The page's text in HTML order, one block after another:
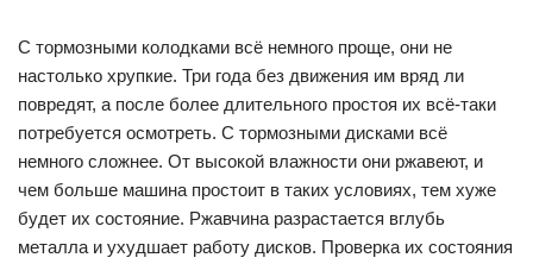
С тормозными колодками всё немного проще, они не
настолько хрупкие. Три года без движения им вряд ли
повредят, а после более длительного простоя их всё-таки
потребуется осмотреть. С тормозными дисками всё
немного сложнее. От высокой влажности они ржавеют, и
чем больше машина простоит в таких условиях, тем хуже
будет их состояние. Ржавчина разрастается вглубь
металла и ухудшает работу дисков. Проверка их состояния